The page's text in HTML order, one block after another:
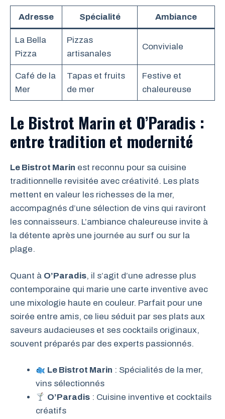
Adresse Spécialité Ambiance
La Bella
Pizza
Pizzas
artisanales
Conviviale
Café de la
Mer
Tapas et fruits
de mer
Festive et
chaleureuse
Le Bistrot Marin et O’Paradis :
entre tradition et modernité
Le Bistrot Marin est reconnu pour sa cuisine
traditionnelle revisitée avec créativité. Les plats
mettent en valeur les richesses de la mer,
accompagnés d’une sélection de vins qui raviront
les connaisseurs. L’ambiance chaleureuse invite à
la détente après une journée au surf ou sur la
plage.
Quant à O’Paradis, il s’agit d’une adresse plus
contemporaine qui marie une carte inventive avec
une mixologie haute en couleur. Parfait pour une
soirée entre amis, ce lieu séduit par ses plats aux
saveurs audacieuses et ses cocktails originaux,
souvent préparés par des experts passionnés.
Le Bistrot Marin : Spécialités de la mer,
vins sélectionnés
O’Paradis : Cuisine inventive et cocktails
créatifs